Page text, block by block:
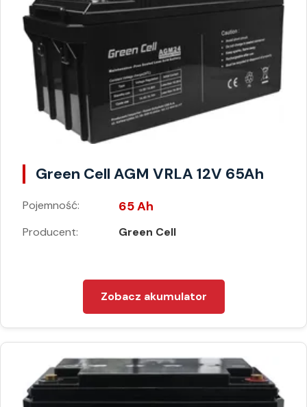
Green Cell AGM VRLA 12V 65Ah
Pojemność: 65 Ah
Producent: Green Cell
Zobacz akumulator